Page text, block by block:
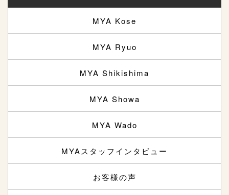
MYA Kose
MYA Ryuo
MYA Shikishima
MYA Showa
MYA Wado
MYAスタッフインタビュー
お客様の声